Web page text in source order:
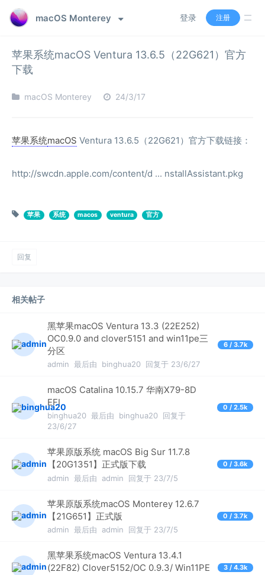
macOS Monterey 登录 注册
苹果系统macOS Ventura 13.6.5（22G621）官方
下载
macOS Monterey 24/3/17
苹果系统macOS Ventura 13.6.5（22G621）官方下载链接：
http://swcdn.apple.com/content/d ... nstallAssistant.pkg
苹果 系统 macos ventura 官方
回复
相关帖子
黑苹果macOS Ventura 13.3 (22E252)
OC0.9.0 and clover5151 and win11pe三
分区
admin 最后由 binghua20 回复于 23/6/27
6 / 3.7k
macOS Catalina 10.15.7 华南X79-8D
EFI
binghua20 最后由 binghua20 回复于
23/6/27
0 / 2.5k
苹果原版系统 macOS Big Sur 11.7.8
【20G1351】正式版下载
admin 最后由 admin 回复于 23/7/5
0 / 3.6k
苹果原版系统macOS Monterey 12.6.7
【21G651】正式版
admin 最后由 admin 回复于 23/7/5
0 / 3.7k
黑苹果系统macOS Ventura 13.4.1
(22F82) Clover5152/OC 0.9.3/ Win11PE
3 / 4.3k